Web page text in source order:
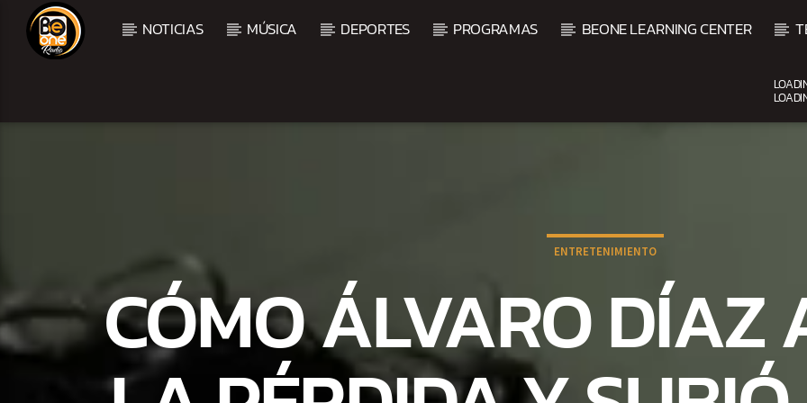
NOTICIAS MÚSICA DEPORTES PROGRAMAS BEONE LEARNING CENTER
ENTRETENIMIENTO
CÓMO ÁLVARO DÍAZ